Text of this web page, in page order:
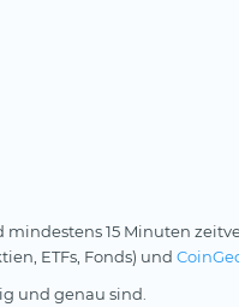
15 Minuten
ETFs, Fonds) und
und genau sind.